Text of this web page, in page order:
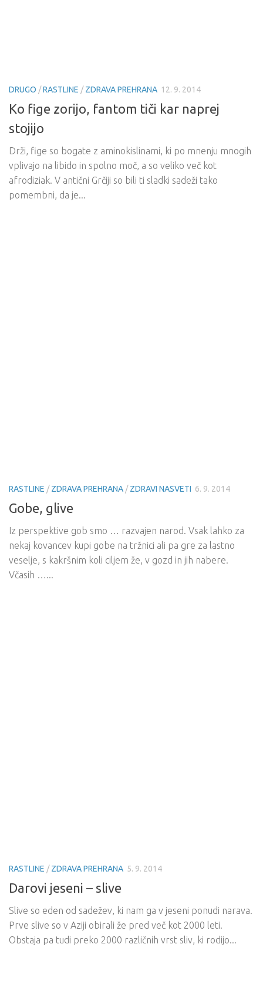
DRUGO /RASTLINE /ZDRAVA PREHRANA 12. 9. 2014
Ko fige zorijo, fantom tiči kar naprej
stojijo
Drži, fige so bogate z aminokislinami, ki po mnenju mnogih
vplivajo na libido in spolno moč, a so veliko več kot
afrodiziak. V antični Grčiji so bili ti sladki sadeži tako
pomembni, da je...
RASTLINE /ZDRAVA PREHRANA /ZDRAVI NASVETI 6. 9. 2014
Gobe, glive
Iz perspektive gob smo … razvajen narod. Vsak lahko za
nekaj kovancev kupi gobe na tržnici ali pa gre za lastno
veselje, s kakršnim koli ciljem že, v gozd in jih nabere.
Včasih …...
RASTLINE /ZDRAVA PREHRANA 5. 9. 2014
Darovi jeseni – slive
Slive so eden od sadežev, ki nam ga v jeseni ponudi narava.
Prve slive so v Aziji obirali že pred več kot 2000 leti.
Obstaja pa tudi preko 2000 različnih vrst sliv, ki rodijo...